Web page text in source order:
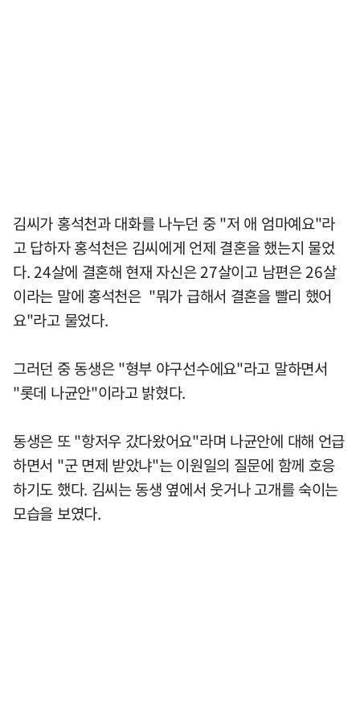
김씨가 홍석천과 대화를 나누던 중 "저 애 엄마예요"라
고 답하자 홍석천은 김씨에게 언제 결혼을 했는지 물었
다. 24살에 결혼해 현재 자신은 27살이고 남편은 26살
이라는 말에 홍석천은 "뭐가 급해서 결혼을 빨리 했어
요"라고 물었다.
그러던 중 동생은 "형부 야구선수에요"라고 말하면서
"롯데 나균안"이라고 밝혔다.
동생은 또 "항저우 갔다왔어요"라며 나균안에 대해 언급
하면서 "군 면제 받았냐"는 이원일의 질문에 함께 호응
하기도 했다. 김씨는 동생 옆에서 웃거나 고개를 숙이는
모습을 보였다.